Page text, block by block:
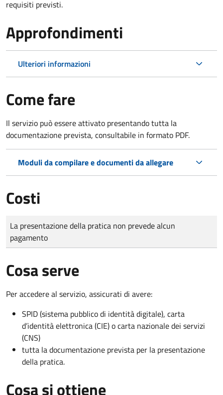
requisiti previsti.
Approfondimenti
Ulteriori informazioni
Come fare
Il servizio può essere attivato presentando tutta la
documentazione prevista, consultabile in formato PDF.
Moduli da compilare e documenti da allegare
Costi
Tipo di pagamento
Importo
La presentazione della pratica non prevede alcun
pagamento
Cosa serve
Per accedere al servizio, assicurati di avere:
SPID (sistema pubblico di identità digitale), carta
d’identità elettronica (CIE) o carta nazionale dei servizi
(CNS)
tutta la documentazione prevista per la presentazione
della pratica.
Cosa si ottiene